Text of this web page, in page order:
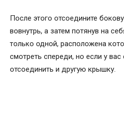
После этого отсоедините
вовнутрь, а затем потянув на
только одной, расположена
смотреть спереди, но если у
отсоединить и другую крышку.